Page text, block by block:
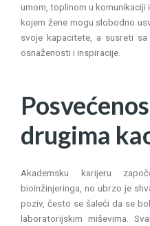
umom, toplinom u
kojem žene mogu slobodno
svoje kapacitete, a susreti
osnaženosti i inspiracije.
drugima
Akademsku karijeru
bioinžinjeringa, no ubrzo je
poziv, često se šaleći da se
laboratorijskim miševima.